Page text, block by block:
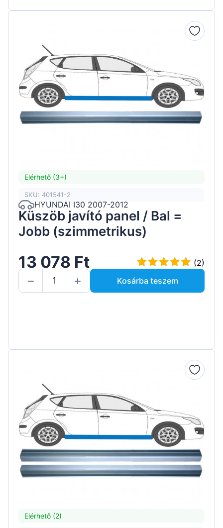
Elérhető (3+)
SKU: 401541-2
HYUNDAI I30 2007-2012
Küszöb javító panel / Bal =
Jobb (szimmetrikus)
13 078 Ft
(2)
Kosárba teszem
Elérhető (2)